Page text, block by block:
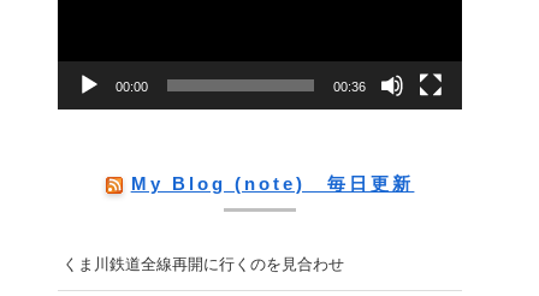
00:00 00:36
My Blog (note) 毎日更新
くま川鉄道全線再開に行くのを見合わせ